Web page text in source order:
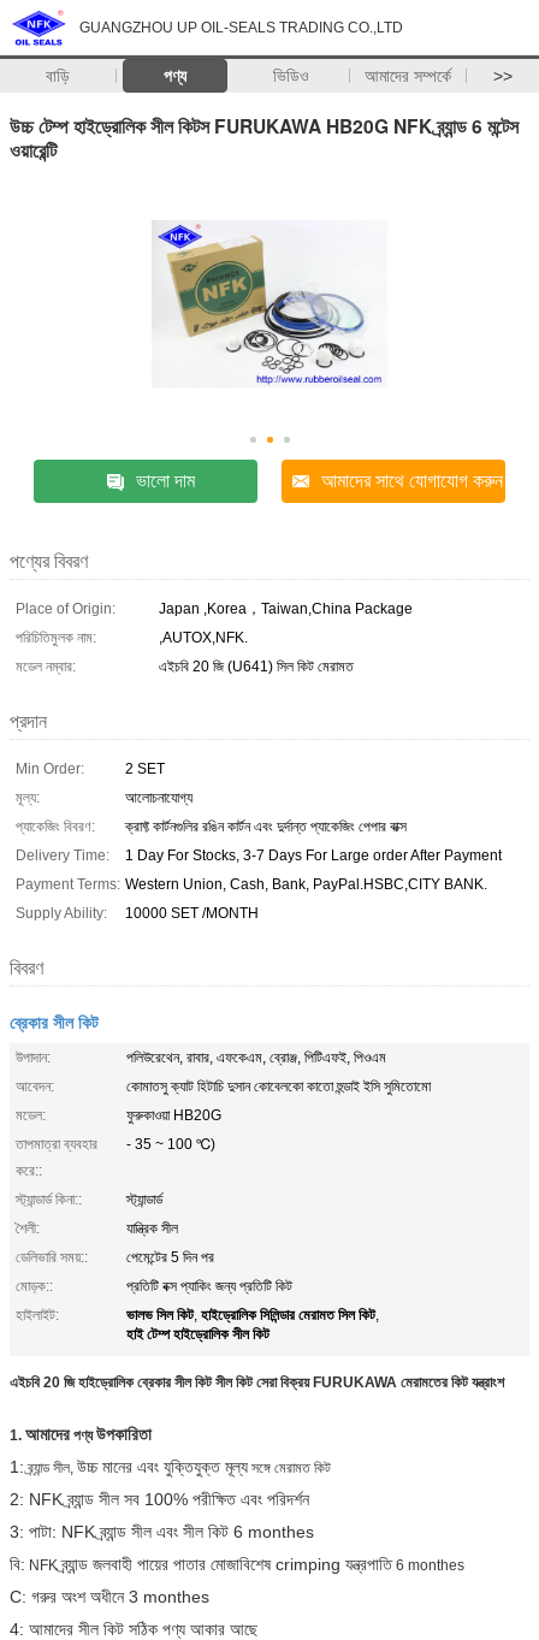
GUANGZHOU UP OIL-SEALS TRADING CO.,LTD
বাড়ি পণ্য ভিডিও আমাদের সম্পর্কে >>
উচ্চ টেম্প হাইড্রোলিক সীল কিটস FURUKAWA HB20G NFK ব্র্যান্ড 6 মন্টেস
ওয়ারেন্টি
ভালো দাম আমাদের সাথে যোগাযোগ করুন
পণ্যের বিবরণ
Place of Origin:
Japan ,Korea，Taiwan,China Package
পরিচিতিমুলক নাম:
,AUTOX,NFK.
মডেল নম্বার:
এইচবি 20 জি (U641) সিল কিট মেরামত
প্রদান
Min Order:
2 SET
মূল্য:
আলোচনাযোগ্য
প্যাকেজিং বিবরণ:
ক্রাফ্ট কার্টনগুলির রঙিন কার্টন এবং দুর্দান্ত প্যাকেজিং পেপার বাক্স
Delivery Time:
1 Day For Stocks, 3-7 Days For Large order After Payment
Payment Terms: Western Union, Cash, Bank, PayPal.HSBC,CITY BANK.
Supply Ability:
10000 SET /MONTH
বিবরণ
ব্রেকার সীল কিট
উপাদান:
পলিউরেথেন, রাবার, এফকেএম, ব্রোঞ্জ, পিটিএফই, পিওএম
আবেদন:
কোমাতসু ক্যাট হিটাচি দুসান কোবেলকো কাতো হুন্ডাই ইসি সুমিতোমো
মডেল:
ফুরুকাওয়া HB20G
তাপমাত্রা ব্যবহার
করে::
- 35 ~ 100 ℃)
স্ট্যান্ডার্ড কিনা::
স্ট্যান্ডার্ড
শৈলী:
যান্ত্রিক সীল
ডেলিভারি সময়::
পেমেন্টের 5 দিন পর
মোড়ক::
প্রতিটি বক্স প্যাকিং জন্য প্রতিটি কিট
হাইলাইট:
ভালভ সিল কিট, হাইড্রোলিক সিলিন্ডার মেরামত সিল কিট,
হাই টেম্প হাইড্রোলিক সীল কিট
এইচবি 20 জি হাইড্রোলিক ব্রেকার সীল কিট সীল কিট সেরা বিক্রয় FURUKAWA মেরামতের কিট যন্ত্রাংশ
1. আমাদের পণ্যউপকারিতা
1:ব্র্যান্ড সীল, উচ্চ মানের এবং যুক্তিযুক্ত মূল্য সঙ্গে মেরামত কিট
2: NFK ব্র্যান্ড সীল সব 100% পরীক্ষিত এবং পরিদর্শন
3: পাটা: NFK ব্র্যান্ড সীল এবং সীল কিট 6 monthes
বি: NFKব্র্যান্ড জলবাহী পায়ের পাতার মোজাবিশেষ crimping যন্ত্রপাতি6 monthes
C: গরুর অংশ অধীনে 3 monthes
4: আমাদের সীল কিট সঠিক পণ্য আকার আছে